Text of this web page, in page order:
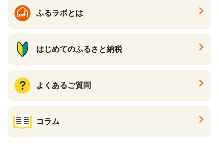
ふるラボとは
はじめてのふるさと納税
よくあるご質問
コラム